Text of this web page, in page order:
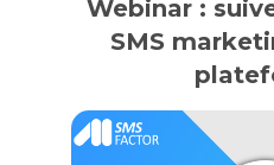
Webinar :
SMS